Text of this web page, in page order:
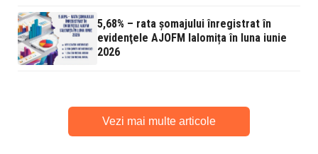
5,68% – rata şomajului înregistrat în
evidenţele AJOFM Ialomița în luna iunie
2026
Vezi mai multe articole